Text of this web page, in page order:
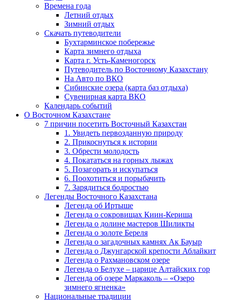
Времена года
Летний отдых
Зимний отдых
Скачать путеводители
Бухтарминское побережье
Карта зимнего отдыха
Карта г. Усть-Каменогорск
Путеводитель по Восточному Казахстану
На Авто по ВКО
Сибинские озера (карта баз отдыха)
Сувенирная карта ВКО
Календарь событий
О Восточном Казахстане
7 причин посетить Восточный Казахстан
1. Увидеть первозданную природу
2. Прикоснуться к истории
3. Обрести молодость
4. Покататься на горных лыжах
5. Позагорать и искупаться
6. Поохотиться и порыбачить
7. Зарядиться бодростью
Легенды Восточного Казахстана
Легенда об Иртыше
Легенда о сокровищах Киин-Кериша
Легенда о долине мастеров Шиликты
Легенда о золоте Береля
Легенда о загадочных камнях Ак Бауыр
Легенда о Джунгарской крепости Аблайкит
Легенда о Рахмановском озере
Легенда о Белухе – царице Алтайских гор
Легенда об озере Маркаколь – «Озеро
зимнего ягненка»
Национальные традиции